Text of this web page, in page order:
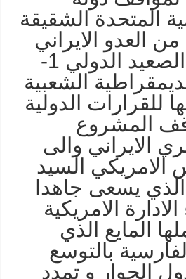
المتحدة الشقيقة
العدو الايراني
الغاشم. على الصعيد الدولي 1-
الشعبية
الدولية
المشروع
والى
السيد
يسعى جاهدا
الامريكية
المايع الذي
بالتوسع
و تمدد